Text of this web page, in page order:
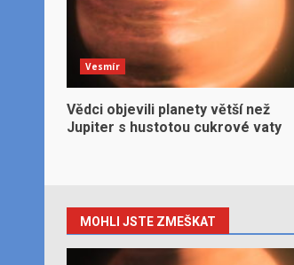
Vesmír
Vědci objevili planety větší než
Jupiter s hustotou cukrové vaty
MOHLI JSTE ZMEŠKAT